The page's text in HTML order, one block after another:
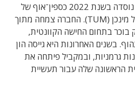
QuantumDiamonds נוסדה בשנת 2022 כספין־אוף של
האוניברסיטה הטכנית של מינכן (TUM). החברה צמחה מתוך
בוכר בתחום החישה הקוונטית,
בשנים האחרונות היא גייסה הון
גרמניות, ובמקביל פיתחה את
הראשונה שלה עבור תעשיית